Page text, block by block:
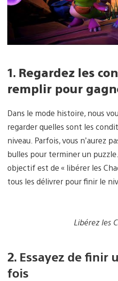
1. Regardez les
remplir pour
Dans le mode histoire, nous
regarder quelles sont les
niveau. Parfois, vous n’aurez
bulles pour terminer un
objectif est de « libérer les
tous les délivrer pour finir le
Libérez les
2. Essayez de finir
fois